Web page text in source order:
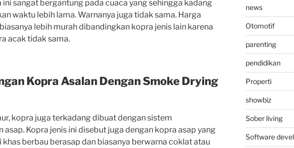
ini sangat bergantung pada cuaca yang sehingga kadang
waktu lebih lama.Warnanya juga tidaksama. Harga
biasanya lebih murahdibandingkan kopra jenis lain karena
acaktidaksama.
Kopra Asalan Dengan Smoke Drying
kopra juga terkadang dibuatdengansistem
asap. Kopra jenis ini disebut juga dengan kopra asap yang
khas berbau berasap dan biasanya berwarna coklatatau
news
Otomotif
parenting
pendidikan
Properti
showbiz
Sober living
Software